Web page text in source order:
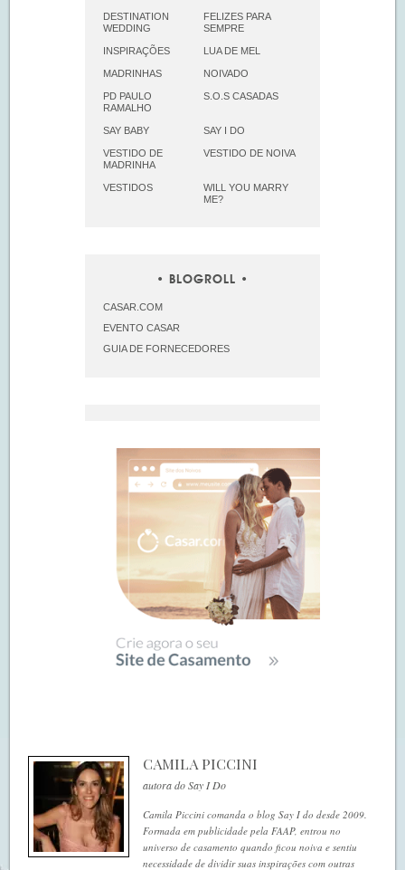
DESTINATION
WEDDING
FELIZES PARA
SEMPRE
INSPIRAÇÕES LUA DE MEL
MADRINHAS NOIVADO
PD PAULO
RAMALHO
S.O.S CASADAS
SAY BABY SAY I DO
VESTIDO DE
MADRINHA
VESTIDO DE NOIVA
VESTIDOS
WILL YOU MARRY
ME?
BLOGROLL
CASAR.COM
EVENTO CASAR
GUIA DE FORNECEDORES
CAMILA PICCINI
autora do Say I Do
Camila Piccini comanda o blog Say I do desde 2009.
Formada em publicidade pela FAAP, entrou no
universo de casamento quando ficou noiva e sentiu
necessidade de dividir suas inspirações com outras